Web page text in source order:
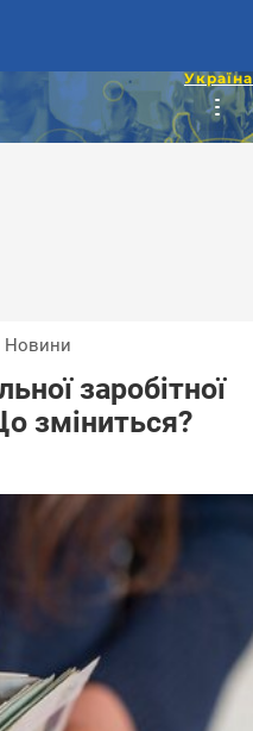
Новини
заробітної
зміниться?